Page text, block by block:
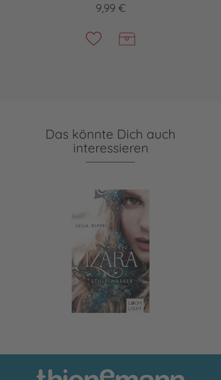
9,99 €
Das könnte Dich auch
interessieren